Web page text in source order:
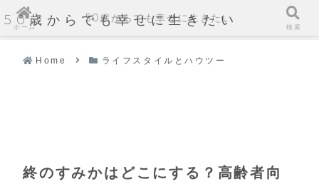
50歳からでも幸せに生きたい
Home ライフスタイルとハウツー
終のすみかはどこにする？高齢者向
ホーム
50歳からでも幸せに生きたい
検索